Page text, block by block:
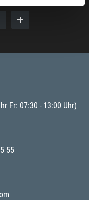
Fr: 07:30 - 13:00 Uhr)
55